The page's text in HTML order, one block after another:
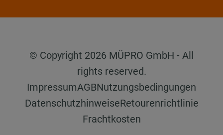
© Copyright 2026 MÜPRO GmbH - All
rights reserved.
ImpressumAGBNutzungsbedingungen
DatenschutzhinweiseRetourenrichtlinie
Frachtkosten